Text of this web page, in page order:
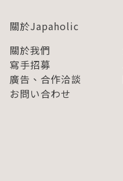
關於Japaholic
關於我們
寫手招募
廣告、合作洽談
お問い合わせ